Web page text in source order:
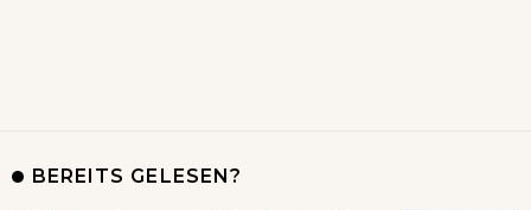
BEREITS GELESEN?